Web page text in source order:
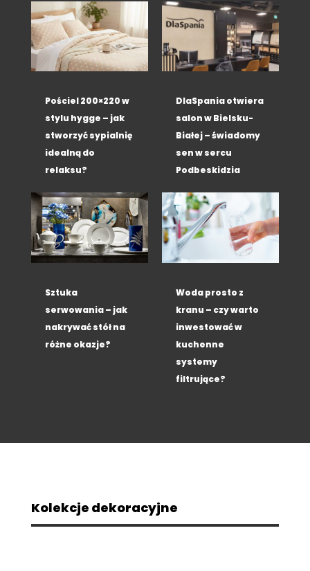
Pościel 200×220 w
stylu hygge – jak
stworzyć sypialnię
idealną do
relaksu?
DlaSpania otwiera
salon w Bielsku-
Białej – świadomy
sen w sercu
Podbeskidzia
Sztuka
serwowania – jak
nakrywać stół na
różne okazje?
Woda prosto z
kranu – czy warto
inwestować w
kuchenne
systemy
filtrujące?
Kolekcje dekoracyjne